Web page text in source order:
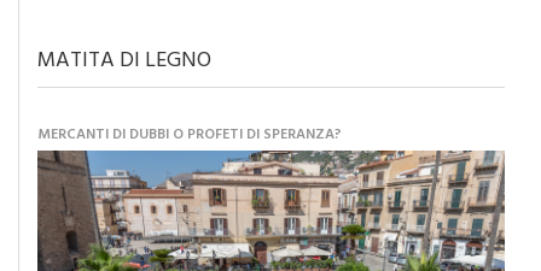
MATITA DI LEGNO
MERCANTI DI DUBBI O PROFETI DI SPERANZA?